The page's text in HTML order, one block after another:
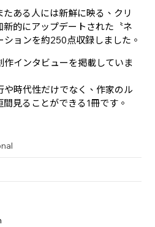
ある人には新鮮に映る、クリ
的にアップデートされた〝ネ
ョンを約250点収録しました。
インタビューを掲載していま
時代性だけでなく、作家のル
見ることができる1冊です。